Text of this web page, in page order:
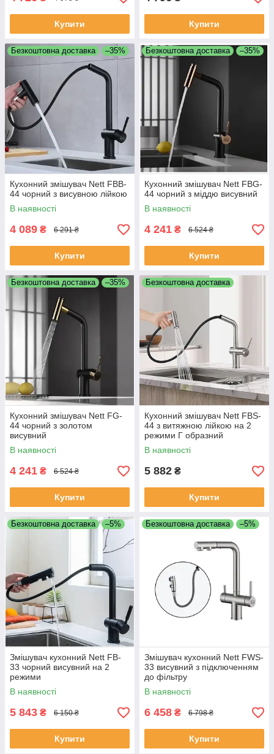
Купити Купити
Безкоштовна доставка –35%
Кухонний змішувач Nett FBB-
44 чорний з висувною лійкою
В наявності
4 089 ₴ 6 291 ₴
Купити
Безкоштовна доставка –35%
Кухонний змішувач Nett FBG-
44 чорний з міддю висувний
В наявності
4 241 ₴ 6 524 ₴
Купити
Безкоштовна доставка –35%
Кухонний змішувач Nett FG-
44 чорний з золотом
висувний
В наявності
4 241 ₴ 6 524 ₴
Купити
Безкоштовна доставка
Кухонний змішувач Nett FBS-
44 з витяжною лійкою на 2
режими Г образний
В наявності
5 882 ₴
Купити
Безкоштовна доставка –5%
Змішувач кухонний Nett FB-
33 чорний висувний на 2
режими
В наявності
5 843 ₴ 6 150 ₴
Купити
Безкоштовна доставка –5%
Змішувач кухонний Nett FWS-
33 висувний з підключенням
до фільтру
В наявності
6 458 ₴ 6 798 ₴
Купити